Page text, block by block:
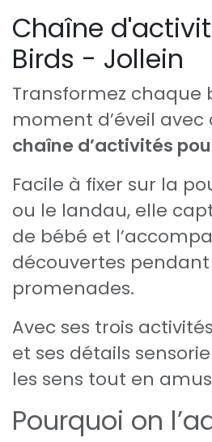
Chaîne
Birds - Jollein
Transformez chaque
moment d’éveil
chaîne d’activités
Facile à fixer sur la
ou le landau, elle
de bébé et
découvertes pendant
promenades.
Avec ses trois
et ses détails
les sens tout en
Pourquoi on